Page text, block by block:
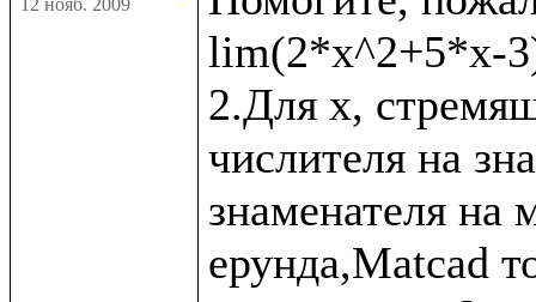
lim(2*x^2+5*x-
2.Для x,
числителя на
знаменателя на
ерунда,Matcad